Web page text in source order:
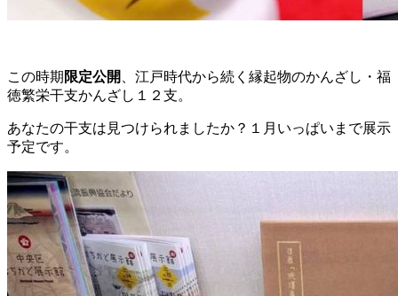
この時期 限定公開 、江戸時代から続く縁起物のかんざし・福
徳繁栄干支かんざし１２支。
あなたの干支は見つけられましたか？１月いっぱいまで展示
予定です。